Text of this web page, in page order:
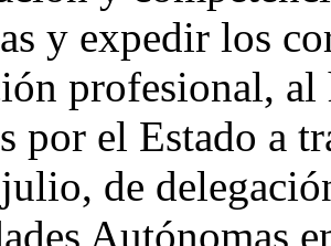
y expedir los
profesional, al
por el Estado a
de
Autónomas